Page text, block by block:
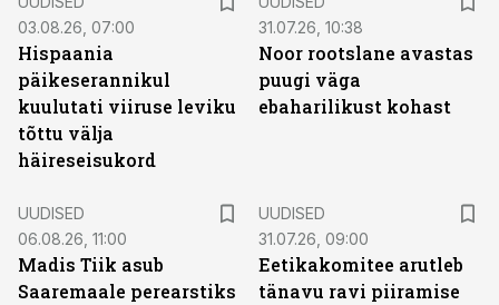
03.08.26, 07:00
Hispaania
päikeserannikul
kuulutati viiruse leviku
tõttu välja
häireseisukord
31.07.26, 10:38
Noor rootslane avastas
puugi väga
ebaharilikust kohast
UUDISED
06.08.26, 11:00
Madis Tiik asub
Saaremaale perearstiks
UUDISED
31.07.26, 09:00
Eetikakomitee arutleb
tänavu ravi piiramise